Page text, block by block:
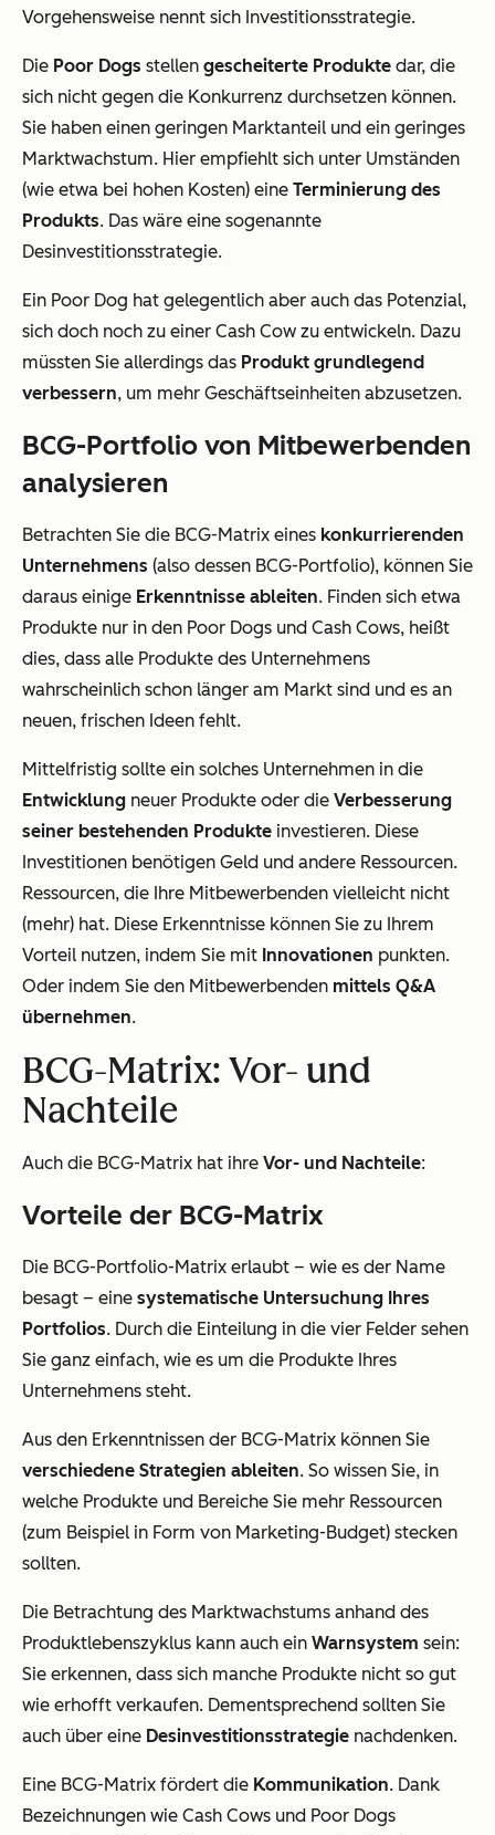
Vorgehensweise nennt sich Investitionsstrategie.
Die Poor Dogs stellen gescheiterte Produkte dar, die
sich nicht gegen die Konkurrenz durchsetzen können.
Sie haben einen geringen Marktanteil und ein geringes
Marktwachstum. Hier empfiehlt sich unter Umständen
(wie etwa bei hohen Kosten) eine Terminierung des
Produkts. Das wäre eine sogenannte
Desinvestitionsstrategie.
Ein Poor Dog hat gelegentlich aber auch das Potenzial,
sich doch noch zu einer Cash Cow zu entwickeln. Dazu
müssten Sie allerdings das Produkt grundlegend
verbessern, um mehr Geschäftseinheiten abzusetzen.
BCG-Portfolio von Mitbewerbenden
analysieren
Betrachten Sie die BCG-Matrix eines konkurrierenden
Unternehmens (also dessen BCG-Portfolio), können Sie
daraus einige Erkenntnisse ableiten. Finden sich etwa
Produkte nur in den Poor Dogs und Cash Cows, heißt
dies, dass alle Produkte des Unternehmens
wahrscheinlich schon länger am Markt sind und es an
neuen, frischen Ideen fehlt.
Mittelfristig sollte ein solches Unternehmen in die
Entwicklung neuer Produkte oder die Verbesserung
seiner bestehenden Produkte investieren. Diese
Investitionen benötigen Geld und andere Ressourcen.
Ressourcen, die Ihre Mitbewerbenden vielleicht nicht
(mehr) hat. Diese Erkenntnisse können Sie zu Ihrem
Vorteil nutzen, indem Sie mit Innovationen punkten.
Oder indem Sie den Mitbewerbenden mittels Q&A
übernehmen.
BCG-Matrix: Vor- und
Nachteile
Auch die BCG-Matrix hat ihre Vor- und Nachteile:
Vorteile der BCG-Matrix
Die BCG-Portfolio-Matrix erlaubt – wie es der Name
besagt – eine systematische Untersuchung Ihres
Portfolios. Durch die Einteilung in die vier Felder sehen
Sie ganz einfach, wie es um die Produkte Ihres
Unternehmens steht.
Aus den Erkenntnissen der BCG-Matrix können Sie
verschiedene Strategien ableiten. So wissen Sie, in
welche Produkte und Bereiche Sie mehr Ressourcen
(zum Beispiel in Form von Marketing-Budget) stecken
sollten.
Die Betrachtung des Marktwachstums anhand des
Produktlebenszyklus kann auch ein Warnsystem sein:
Sie erkennen, dass sich manche Produkte nicht so gut
wie erhofft verkaufen. Dementsprechend sollten Sie
auch über eine Desinvestitionsstrategie nachdenken.
Eine BCG-Matrix fördert die Kommunikation. Dank
Bezeichnungen wie Cash Cows und Poor Dogs